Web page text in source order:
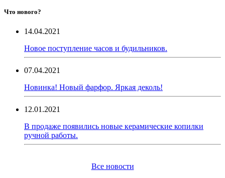
Что нового?
14.04.2021
Новое поступление часов и будильников.
07.04.2021
Новинка! Новый фарфор. Яркая деколь!
12.01.2021
В продаже появились новые керамические копилки
ручной работы.
Все новости